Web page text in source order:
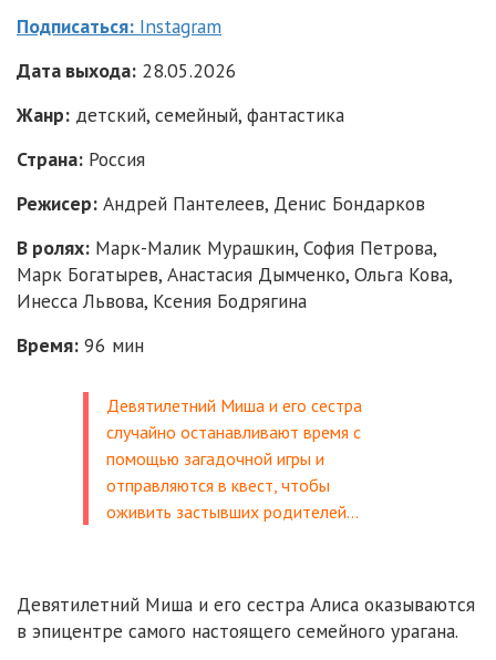
Подписаться: Instagram
Дата выхода: 28.05.2026
Жанр: детский, семейный, фантастика
Страна: Россия
Режисер: Андрей Пантелеев, Денис Бондарков
В ролях: Марк-Малик Мурашкин, София Петрова,
Марк Богатырев, Анастасия Дымченко, Ольга Кова,
Инесса Львова, Ксения Бодрягина
Время: 96 мин
Девятилетний Миша и его сестра
случайно останавливают время с
помощью загадочной игры и
отправляются в квест, чтобы
оживить застывших родителей…
Девятилетний Миша и его сестра Алиса оказываются
в эпицентре самого настоящего семейного урагана.